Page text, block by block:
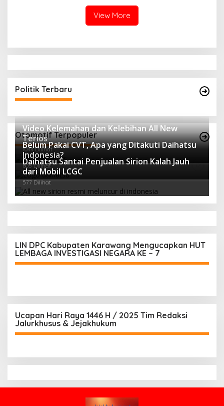
View More
Politik Terbaru
Otomotif Terpopuler
Video Kelemahan dan Kelebihan All New
Terios
1044 Dilihat
Belum Pakai CVT, Apa yang Ditakuti Daihatsu
Indonesia?
605 Dilihat
Daihatsu Santai Penjualan Sirion Kalah Jauh
dari Mobil LCGC
577 Dilihat
LIN DPC Kabupaten Karawang Mengucapkan HUT
LEMBAGA INVESTIGASI NEGARA KE – 7
Ucapan Hari Raya 1446 H / 2025 Tim Redaksi
Jalurkhusus & Jejakhukum